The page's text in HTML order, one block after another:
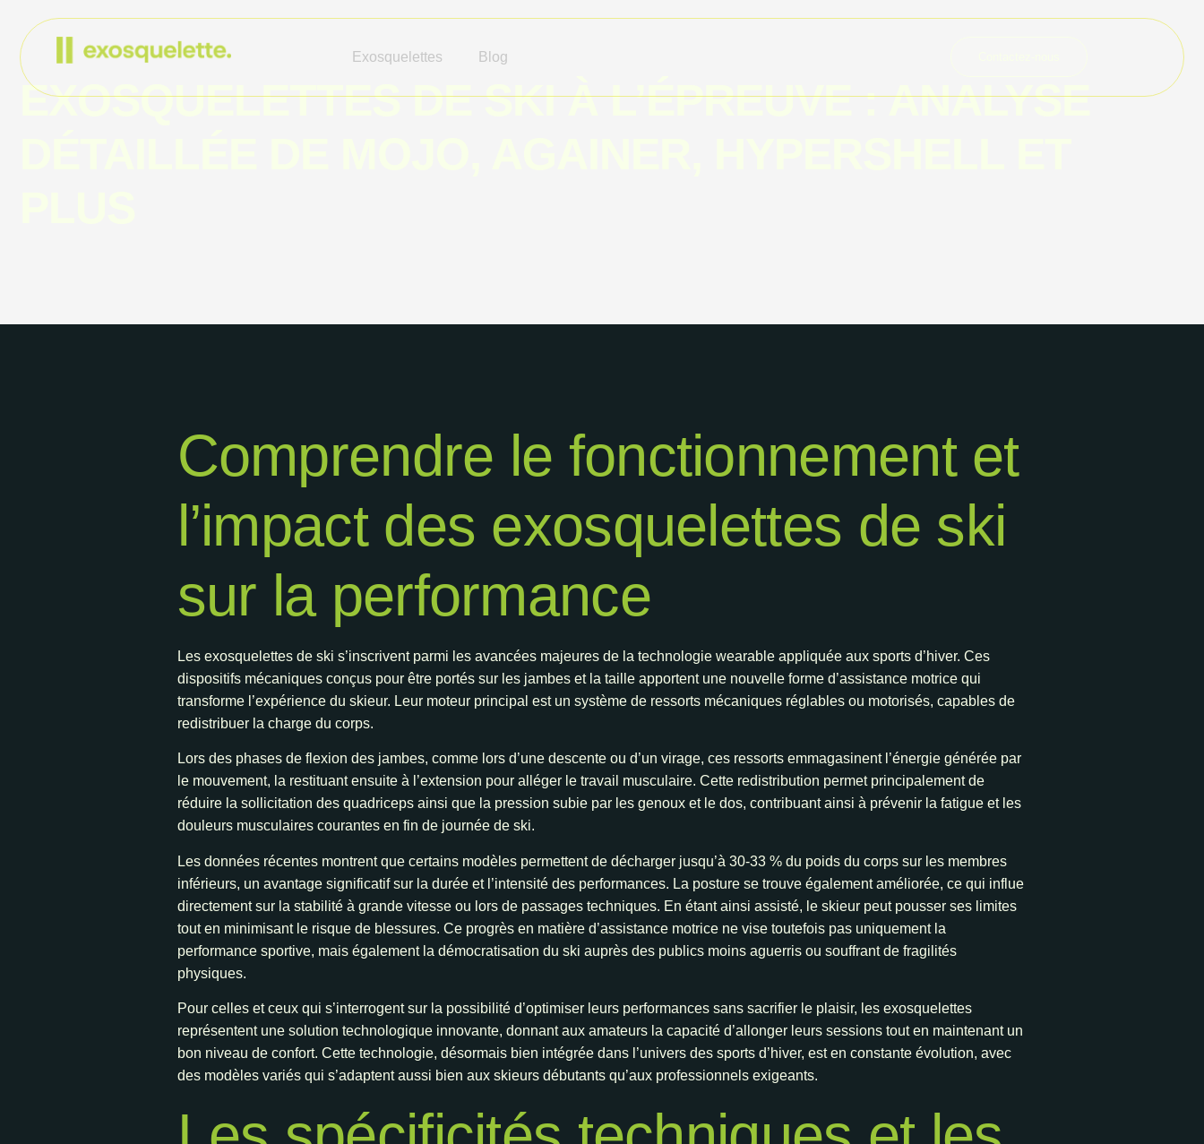
Exosquelettes Blog
EXOSQUELETTES DE SKI À L’ÉPREUVE : ANALYSE
Comprendre le fonctionnement et
l’impact des exosquelettes de ski
sur la performance
Les exosquelettes de ski s’inscrivent parmi les avancées majeures de la technologie wearable appliquée aux sports d’hiver. Ces
dispositifs mécaniques conçus pour être portés sur les jambes et la taille apportent une nouvelle forme d’assistance motrice qui
transforme l’expérience du skieur. Leur moteur principal est un système de ressorts mécaniques réglables ou motorisés, capables de
redistribuer la charge du corps.
Lors des phases de flexion des jambes, comme lors d’une descente ou d’un virage, ces ressorts emmagasinent l’énergie générée par
le mouvement, la restituant ensuite à l’extension pour alléger le travail musculaire. Cette redistribution permet principalement de
réduire la sollicitation des quadriceps ainsi que la pression subie par les genoux et le dos, contribuant ainsi à prévenir la fatigue et les
douleurs musculaires courantes en fin de journée de ski.
Les données récentes montrent que certains modèles permettent de décharger jusqu’à 30-33 % du poids du corps sur les membres
inférieurs, un avantage significatif sur la durée et l’intensité des performances. La posture se trouve également améliorée, ce qui influe
directement sur la stabilité à grande vitesse ou lors de passages techniques. En étant ainsi assisté, le skieur peut pousser ses limites
tout en minimisant le risque de blessures. Ce progrès en matière d’assistance motrice ne vise toutefois pas uniquement la
performance sportive, mais également la démocratisation du ski auprès des publics moins aguerris ou souffrant de fragilités
physiques.
Pour celles et ceux qui s’interrogent sur la possibilité d’optimiser leurs performances sans sacrifier le plaisir, les exosquelettes
représentent une solution technologique innovante, donnant aux amateurs la capacité d’allonger leurs sessions tout en maintenant un
bon niveau de confort. Cette technologie, désormais bien intégrée dans l’univers des sports d’hiver, est en constante évolution, avec
des modèles variés qui s’adaptent aussi bien aux skieurs débutants qu’aux professionnels exigeants.